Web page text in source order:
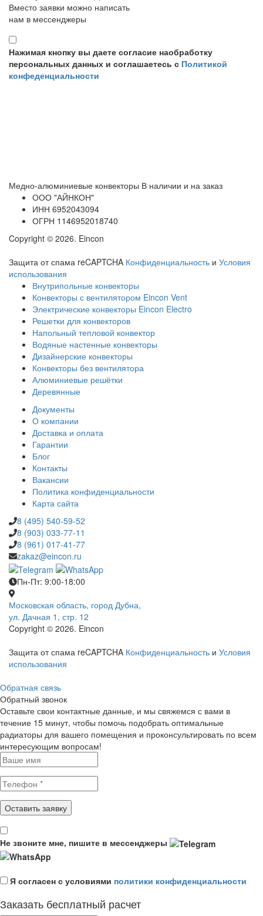
Вместо заявки можно написать
нам в мессенджеры
Нажимая кнопку вы даете согласие наобработку
персональных данных и соглашаетесь с Политикой
конфеденциальности
Медно-алюминиевые конвекторы В наличии и на заказ
ООО "АЙНКОН"
ИНН 6952043094
ОГРН 1146952018740
Copyright © 2026. Eincon
Защита от спама reCAPTCHA Конфиденциальность и Условия
использования
Внутрипольные конвекторы
Конвекторы с вентилятором Eincon Vent
Электрические конвекторы Eincon Electro
Решетки для конвекторов
Напольный тепловой конвектор
Водяные настенные конвекторы
Дизайнерские конвекторы
Конвекторы без вентилятора
Алюминиевые решётки
Деревянные
Документы
О компании
Доставка и оплата
Гарантии
Блог
Контакты
Вакансии
Политика конфиденциальности
Карта сайта
8 (495) 540-59-52
8 (903) 033-77-11
8 (961) 017-41-77
zakaz@eincon.ru
Пн-Пт: 9:00-18:00
Московская область, город Дубна,
ул. Дачная 1, стр. 12
Copyright © 2026. Eincon
Защита от спама reCAPTCHA Конфиденциальность и Условия
использования
Обратная связь
Обратный звонок
Оставьте свои контактные данные, и мы свяжемся с вами в
течение 15 минут, чтобы помочь подобрать оптимальные
радиаторы для вашего помещения и проконсультировать по всем
интересующим вопросам!
Не звоните мне, пишите в мессенджеры
Я согласен с условиями политики конфиденциальности
Заказать бесплатный расчет